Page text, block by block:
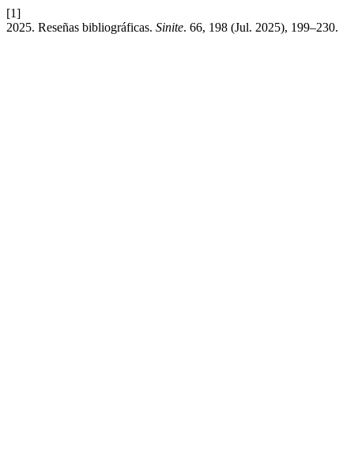
[1]
2025. Reseñas bibliográficas. Sinite. 66, 198 (Jul. 2025), 199–230.